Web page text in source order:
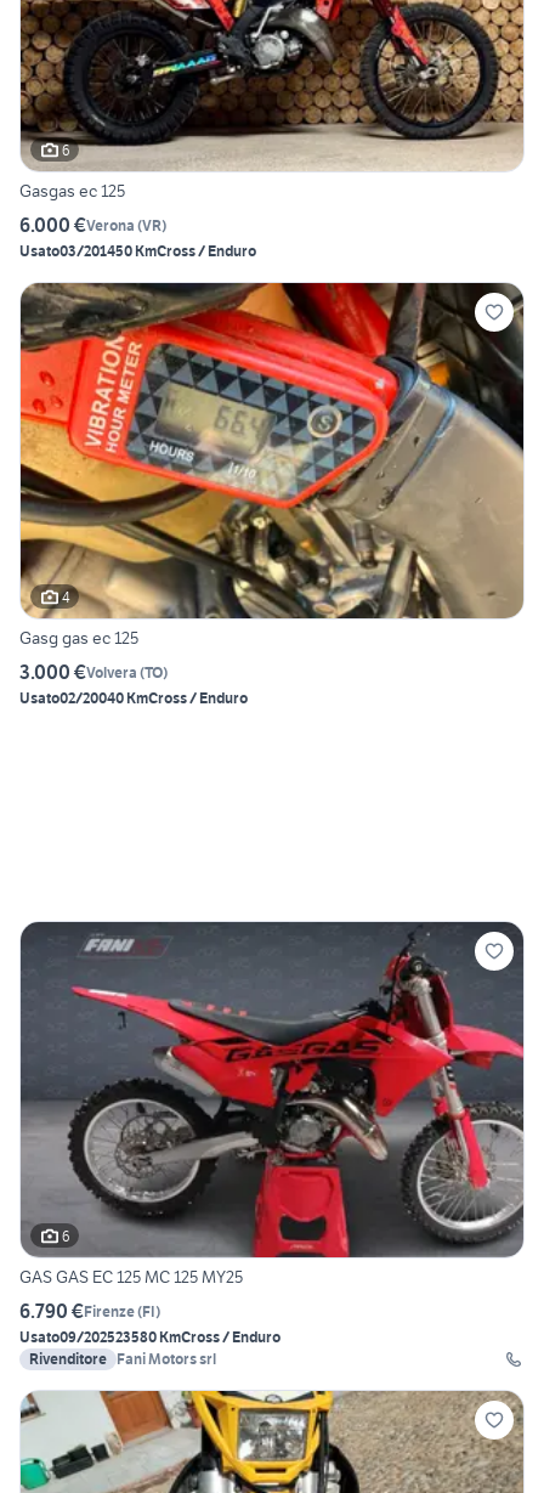
6
Gasgas ec 125
6.000 €Verona (VR)
Usato03/201450 KmCross / Enduro
4
Gasg gas ec 125
3.000 €Volvera (TO)
Usato02/20040 KmCross / Enduro
6
GAS GAS EC 125 MC 125 MY25
6.790 €Firenze(FI)
Usato09/202523580 KmCross / Enduro
Rivenditore Fani Motors srl